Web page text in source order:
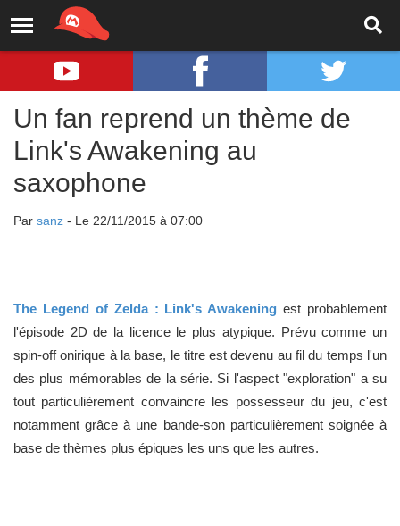
Un fan reprend un thème de
Link's Awakening au
saxophone
Par sanz - Le 22/11/2015 à 07:00
The Legend of Zelda : Link's Awakening est probablement
l'épisode 2D de la licence le plus atypique. Prévu comme un
spin-off onirique à la base, le titre est devenu au fil du temps l'un
des plus mémorables de la série. Si l'aspect "exploration" a su
tout particulièrement convaincre les possesseur du jeu, c'est
notamment grâce à une bande-son particulièrement soignée à
base de thèmes plus épiques les uns que les autres.